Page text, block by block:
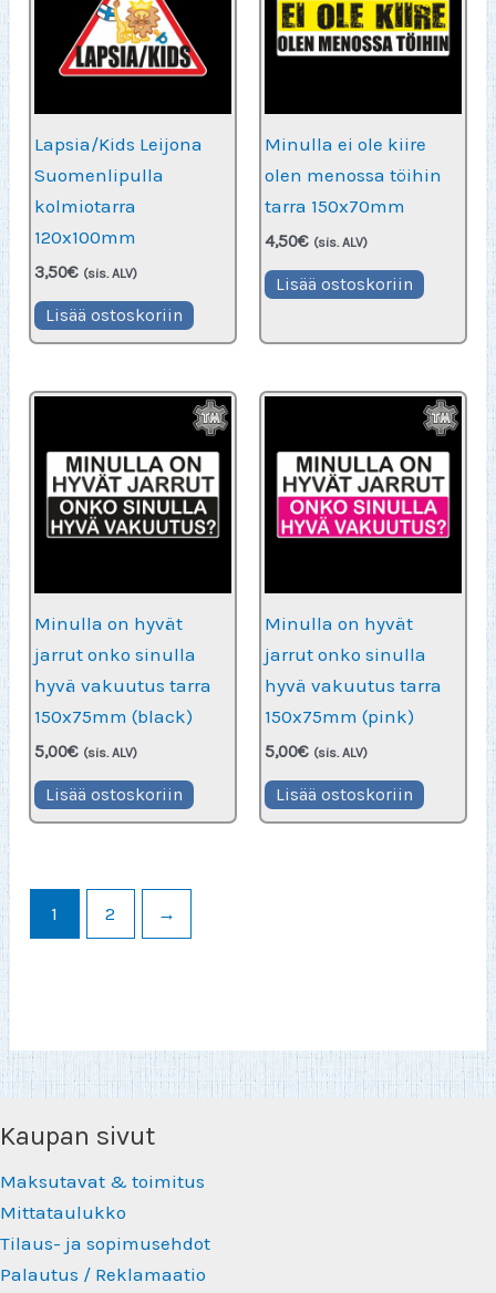
valinnat
Lapsia/Kids Leijona
Suomenlipulla
kolmiotarra
120x100mm
3,50€ (sis. ALV)
Lisää ostoskoriin
Minulla ei ole kiire
olen menossa töihin
tarra 150x70mm
4,50€ (sis. ALV)
Lisää ostoskoriin
Minulla on hyvät
jarrut onko sinulla
hyvä vakuutus tarra
150x75mm (black)
5,00€ (sis. ALV)
Lisää ostoskoriin
Minulla on hyvät
jarrut onko sinulla
hyvä vakuutus tarra
150x75mm (pink)
5,00€ (sis. ALV)
Lisää ostoskoriin
1 2 →
Kaupan sivut
Maksutavat & toimitus
Mittataulukko
Tilaus- ja sopimusehdot
Palautus / Reklamaatio